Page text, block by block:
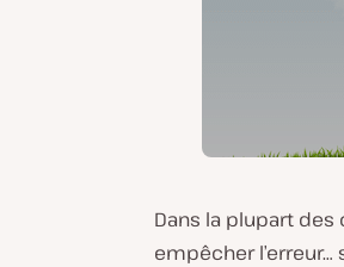
Dans la plupart des
empêcher l’erreur…